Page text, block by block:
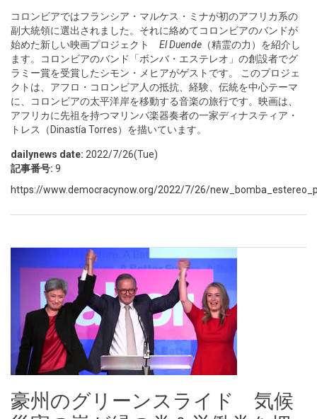
コロンビアではフランシア・マルケス・ミナが初のアフリカ系の
副大統領に選出されました。それに絡めてコロンビアのバンドが
始めた新しい映画プロジェクト El Duende （精霊の力）を紹介し
ます。コロンビアのバンド「ボンバ・エステレオ」の創設者でグ
ラミー賞を受賞したシモン・メヒアがゲストです。 このプロジェ
クトは、アフロ・コロンビア人の抵抗、経験、伝統を中心テーマ
に、コロンビアの太平洋岸を移動する音楽の旅行です。映画は、
アフリカに先祖を持つマリンバ楽器奏者の一家ディナスティア・
トレス（Dinastía Torres）を描いています。
dailynews date: 2022/7/26(Tue)
記事番号: 9
https://www.democracynow.org/2022/7/26/
豪州のグリーンスライド 気候